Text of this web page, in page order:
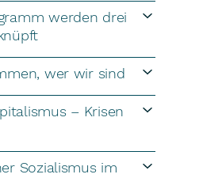
werden drei
wer wir sind
– Krisen
Sozialismus im